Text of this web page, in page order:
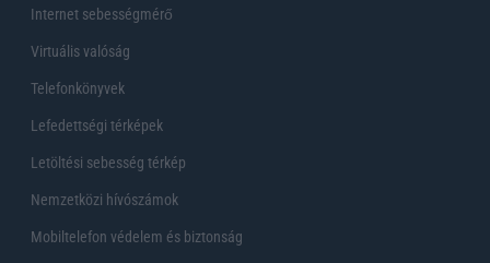
Internet sebességmérő
Virtuális valóság
Telefonkönyvek
Lefedettségi térképek
Letöltési sebesség térkép
Nemzetközi hívószámok
Mobiltelefon védelem és biztonság